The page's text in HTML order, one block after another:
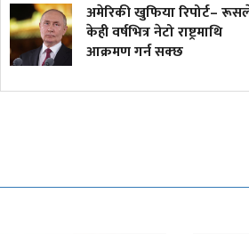
अमेरिकी खुफिया रिपोर्ट– रूसले
केही वर्षभित्र नेटो राष्ट्रमाथि
आक्रमण गर्न सक्छ